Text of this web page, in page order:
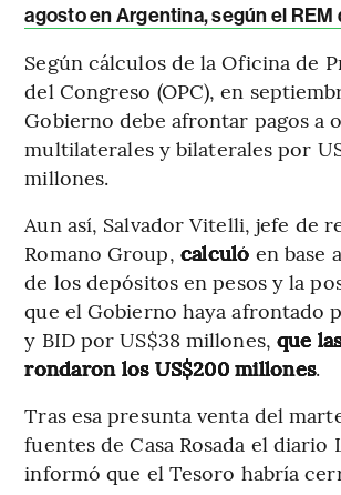
agosto en Argentina, según el REM
Según cálculos de la Oficina de
del Congreso (OPC), en
Gobierno debe afrontar pagos a
multilaterales y bilaterales por
millones.
Aun así, Salvador Vitelli, jefe de
Romano Group, calculó en base
de los depósitos en pesos y la
que el Gobierno haya afrontado
y BID por US$38 millones, que
rondaron los US$200 millones.
Tras esa presunta venta del
fuentes de Casa Rosada el diario
informó que el Tesoro habría